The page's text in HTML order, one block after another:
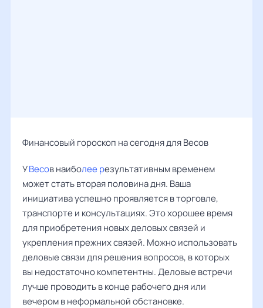
Финансовый гороскоп на сегодня для Весов
УВесов наиболее результативным временем
может стать вторая половина дня. Ваша
инициатива успешно проявляется в торговле,
транспорте и консультациях. Это хорошее время
для приобретения новых деловых связей и
укрепления прежних связей. Можно использовать
деловые связи для решения вопросов, в которых
вы недостаточно компетентны. Деловые встречи
лучше проводить в конце рабочего дня или
вечером в неформальной обстановке.